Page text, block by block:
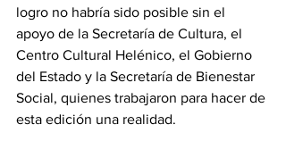
logro no habría sido posible sin el
apoyo de la Secretaría de Cultura, el
Centro Cultural Helénico, el Gobierno
del Estado y la Secretaría de Bienestar
Social, quienes trabajaron para hacer de
esta edición una realidad.